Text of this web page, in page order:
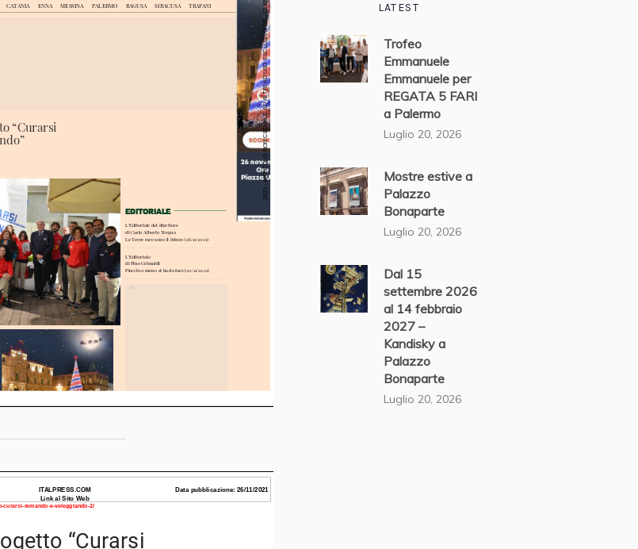
LATEST
Trofeo
Emmanuele
Emmanuele per
REGATA 5 FARI
a Palermo
Luglio 20, 2026
Mostre estive a
Palazzo
Bonaparte
Luglio 20, 2026
Dal 15
settembre 2026
al 14 febbraio
2027 –
Kandisky a
Palazzo
Bonaparte
Luglio 20, 2026